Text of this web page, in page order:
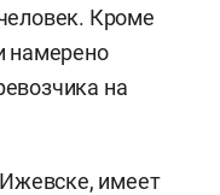
Кроме
намерено
на
имеет